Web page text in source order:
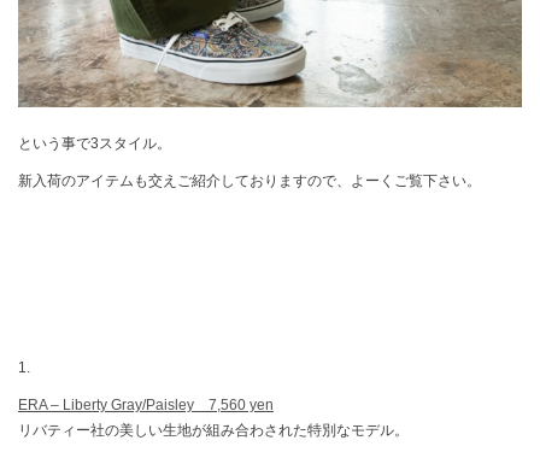
という事で3スタイル。
新入荷のアイテムも交えご紹介しておりますので、よーくご覧下さい。
1.
ERA – Liberty Gray/Paisley 7,560 yen
リバティー社の美しい生地が組み合わされた特別なモデル。